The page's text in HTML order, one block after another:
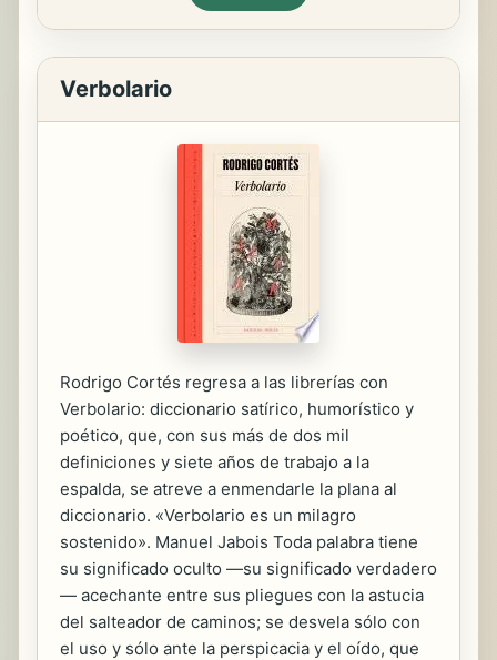
Verbolario
Rodrigo Cortés regresa a las librerías con
Verbolario: diccionario satírico, humorístico y
poético, que, con sus más de dos mil
definiciones y siete años de trabajo a la
espalda, se atreve a enmendarle la plana al
diccionario. «Verbolario es un milagro
sostenido». Manuel Jabois Toda palabra tiene
su significado oculto —su significado verdadero
— acechante entre sus pliegues con la astucia
del salteador de caminos; se desvela sólo con
el uso y sólo ante la perspicacia y el oído, que